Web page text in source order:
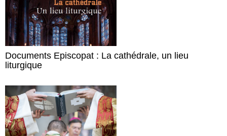
Documents Episcopat : La cathédrale, un lieu
liturgique